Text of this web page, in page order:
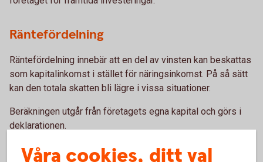
Räntefördelning
Räntefördelning innebär att en del av vinsten kan beskattas
som kapitalinkomst i stället för näringsinkomst. På så sätt
kan den totala skatten bli lägre i vissa situationer.
Beräkningen utgår från företagets egna kapital och görs i
deklarationen.
Våra cookies, ditt val